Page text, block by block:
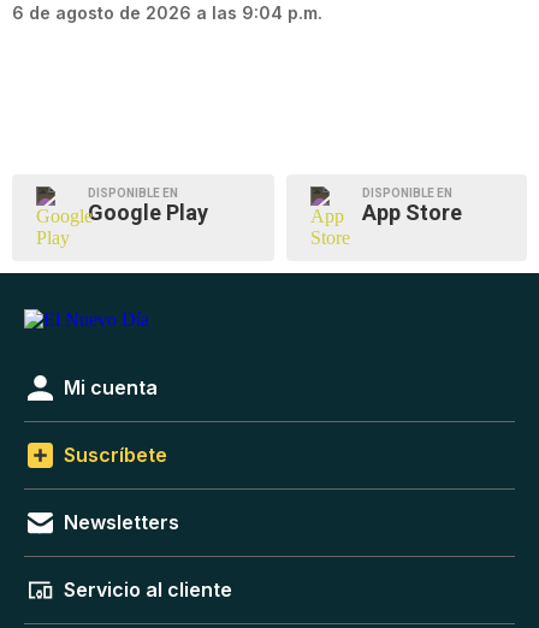
6 de agosto de 2026 a las 9:04 p.m.
DISPONIBLE EN
Google Play
DISPONIBLE EN
App Store
Mi cuenta
Suscríbete
Newsletters
Servicio al cliente